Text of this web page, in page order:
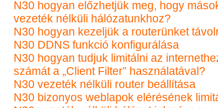
N30 hogyan előzhetjük meg, hogy
vezeték nélküli hálózatunkhoz?
N30 hogyan kezeljük a routerünket
N30 DDNS funkció konfigurálása
N30 hogyan tudjuk limitálni az
számát a „Client Filter” használatával?
N30 vezeték nélküli router beállítása
N30 bizonyos weblapok elérésének